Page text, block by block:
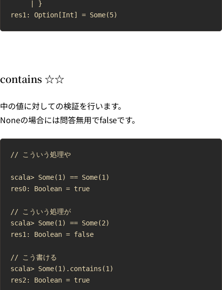
     | }
contains ☆☆
中の値に対しての検証を行います。
Noneの場合には問答無用でfalseです。
// こういう処理や
scala> Some(1) == Some(1)
res0: Boolean = true
// こういう処理が
scala> Some(1) == Some(2)
res1: Boolean = false
// こう書ける
scala> Some(1).contains(1)